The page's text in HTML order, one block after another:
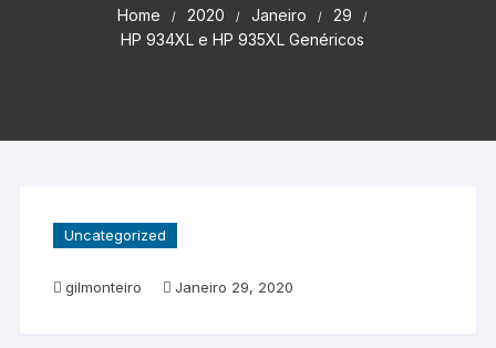
Home 2020 Janeiro
29
HP 934XL e HP 935XL Genéricos
Uncategorized
gilmonteiro Janeiro 29, 2020